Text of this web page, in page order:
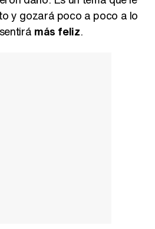
y gozará poco a poco a lo
más feliz.